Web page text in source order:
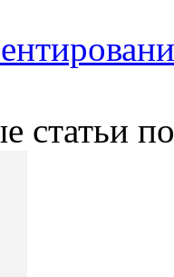
статьи